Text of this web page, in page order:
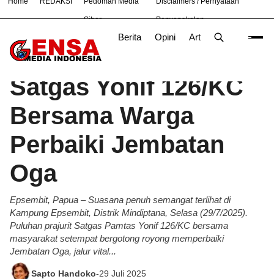
Siber Penyangkalan
Berita Opini Artikel
# Nasional News TNI
Beranda/Berita
Satgas Yonif 126/KC
Bersama Warga
Perbaiki Jembatan
Oga
Epsembit, Papua – Suasana penuh semangat terlihat di
Kampung Epsembit, Distrik Mindiptana, Selasa (29/7/2025).
Puluhan prajurit Satgas Pamtas Yonif 126/KC bersama
masyarakat setempat bergotong royong memperbaiki
Jembatan Oga, jalur vital...
Sapto Handoko-29 Juli 2025